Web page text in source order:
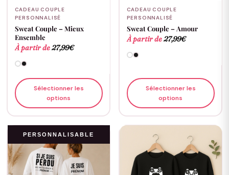
CADEAU COUPLE
PERSONNALISÉ
Sweat Couple – Mieux
Ensemble
À partir de27,99€
Sélectionner les
options
CADEAU COUPLE
PERSONNALISÉ
Sweat Couple – Amour
À partir de27,99€
Sélectionner les
options
PERSONNALISABLE